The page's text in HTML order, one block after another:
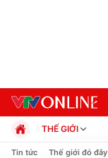
THẾ GIỚI
Chính trị
Tin tức Thế giới đó đây